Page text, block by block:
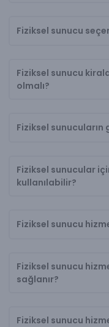
Fiziksel sunucu
Fiziksel sunucu
olmalı?
Fiziksel sunucuların
Fiziksel sunucular
kullanılabilir?
Fiziksel sunucu
Fiziksel sunucu
sağlanır?
Fiziksel sunucu